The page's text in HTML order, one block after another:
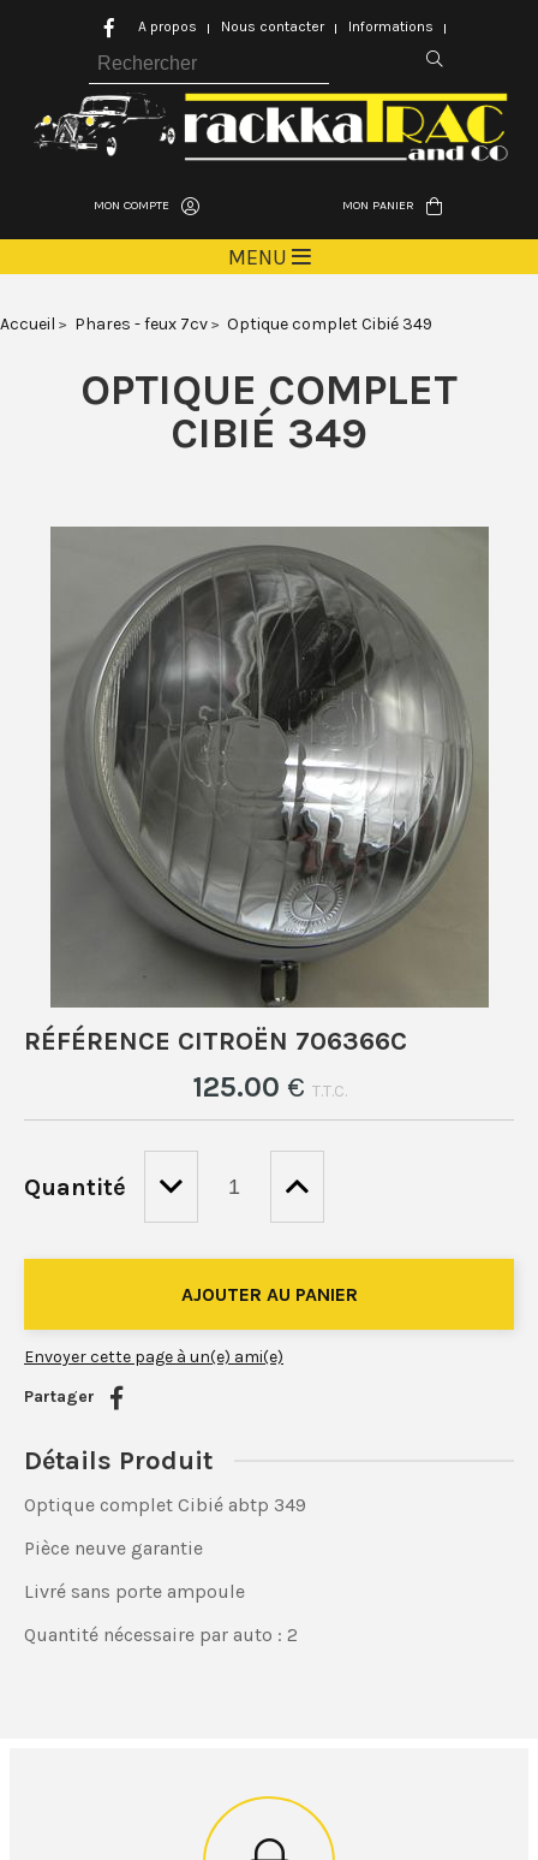
MON COMPTE MON PANIER
MENU
Accueil Phares - feux 7cv Optique complet Cibié 349
OPTIQUE COMPLET
CIBIÉ 349
RÉFÉRENCE CITROËN 706366C
125.00 € T.T.C.
Quantité
Envoyer cette page à un(e) ami(e)
Partager
Détails Produit
Optique complet Cibié abtp 349
Pièce neuve garantie
Livré sans porte ampoule
Quantité nécessaire par auto : 2
A propos Nous contacter Informations